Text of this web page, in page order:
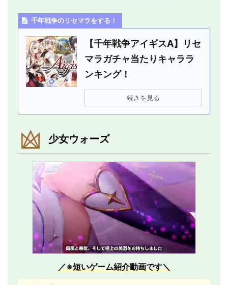
千年戦争のリセマラをする！
【千年戦争アイギスA】リセ
マラガチャ当たりキャララ
ンキング！
続きを見る
少女ウォーズ
／※短いゲーム紹介動画です＼